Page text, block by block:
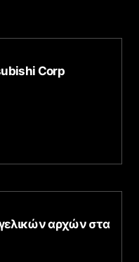
Corp
αρχών στα